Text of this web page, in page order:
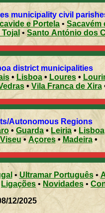
municipality civil
e Portela •Sacavém
• Santo António dos
- Lisboa district municipalities
• Lisboa• Loures•
• Vila Franca de Xira
- Districts/Autonomous Regions
• Guarda•Leiria• Lisboa
Viseu• Açores • Madeira •
• Ultramar Português•
Ligações • Novidades •
12/2025